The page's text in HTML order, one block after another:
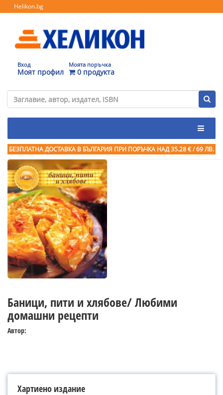
Helikon.bg
Вход
Моят профил
Моята поръчка
0 продукта
БЕЗПЛАТНА ДОСТАВКА В БЪЛГАРИЯ ПРИ ПОРЪЧКА НАД 35.28 € / 69 ЛВ.
Баници, пити и хлябове/ Любими
домашни рецепти
Автор:
Хартиено издание